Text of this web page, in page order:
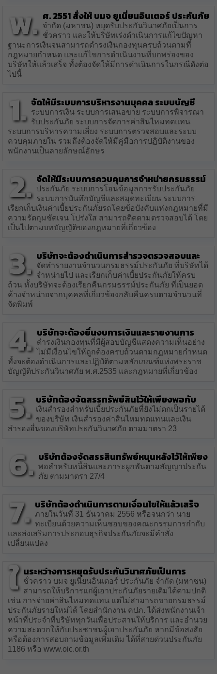
พ. ศ. 2551 สั่งให้ บมจ ยูเนี่ยนอินเตอร์ ประกันภัย
จำกัด (มหาชน) หยุดรับประกันวินาศภัยเป็นการ
ชั่วคราว และให้บริษัทเร่งดำเนินการแก้ไขปัญหา
ฐานะการเงินจนสามารถดำรงเงินกองทุนครบถ้วนตามที่
กฎหมายกำหนด และแก้ไขการดำเนินงานที่บกพร่องของ
บริษัทให้แล้วเสร็จ ทั้งต้องจัดให้มีการดำเนินการในกรณีดังต่อ
ไปนี้
1. จัดให้มีระบบการบริหารงานบุคคล ระบบบัญชี
ระบบการเงิน ระบบการเสนอขาย ระบบการพิจารณา
รับประกันภัย ระบบการจัดการค่าสินไหมทดแทน
ระบบการบริหารความเสี่ยง ระบบการตรวจสอบและระบบ
ควบคุมภายใน รวมถึงต้องจัดให้มีคู่มือการปฏิบัติงานของ
พนักงานเป็นลายลักษณ์อักษร
2. จัดให้มีระบบการควบคุมการจำหน่ายกรมธรรม์
ประกันภัย ระบบการโอนข้อมูลการรับประกันภัย
ระบบการบันทึกบัญชีและสมุดทะเบียน ระบบการ
เรียกเก็บเงินค่าเบี้ยประกันภัยรถโดยข้อบังคับแห่งกฎหมายที่มี
ความรัดกุมชัดเจน โปร่งใส สามารถติดตามตรวจสอบได้ โดย
เป็นไปตามบทบัญญัติของกฎหมายที่เกี่ยวข้อง
3. บริษัทจะต้องดำเนินการสำรวจตรวจสอบและ
จัดทำรายงานจำนวนกรมธรรม์ประกันภัย ที่บริษัทได้
จำหน่ายไป และเรียกเก็บค่าเบี้ยประกันภัยให้ครบ
ถ้วน ทั้งบริษัทจะต้องเรียกคืนกรมธรรม์ประกันภัย ที่เป็นยอด
ค้างจำหน่ายจากบุคคลที่เกี่ยวข้องกลับคืนครบตามจำนวนที่
จัดพิมพ์
4. บริษัทจะต้องยื่นงบการเงินและรายงานการ
ดำรงเงินกองทุนที่มีผู้สอบบัญชีแสดงความเห็นอย่าง
ไม่มีเงื่อนไขให้ถูกต้องครบถ้วนตามกฎหมายกำหนด
ทั้งจะต้องดำเนินการและปฏิบัติตามหลักเกณฑ์แห่งพระราช
บัญญัติประกันวินาศภัย พ.ศ.2535 และกฎหมายที่เกี่ยวข้อง
5. บริษัทต้องจัดสรรทรัพย์สินไว้ให้เพียงพอกับ
เงินสำรองสำหรับเบี้ยประกันภัยที่ยังไม่ตกเป็นรายได้
ของบริษัท เงินสำรองค่าสินไหมทดแทนและเงิน
สำรองอื่นของบริษัทประกันวินาศภัย ตามมาตรา 23
6. บริษัทต้องจัดสรรสินทรัพย์หนุนหลังไว้ให้เพียง
พอสำหรับหนี้สินและภาระผูกพันตามสัญญาประกัน
ภัย ตามมาตรา 27/4
7. บริษัทต้องดำเนินการตามเงื่อนไขให้แล้วเสร็จ
ภายในวันที่ 31 ธันวาคม 2556 หรือจนกว่า นาย
ทะเบียนด้วยความเห็นชอบของคณะกรรมการกำกับ
และส่งเสริมการประกอบธุรกิจประกันภัยจะมีคำสั่ง
เปลี่ยนแปลง
ใ นระหว่างการหยุดรับประกันวินาศภัยเป็นการ
ชั่วคราว บมจ ยูเนี่ยนอินเตอร์ ประกันภัย จำกัด (มหาชน)
สามารถให้บริการแก่ผู้เอาประกันภัยรายเดิมได้ตามปกติ
เช่น การจ่ายค่าสินไหมทดแทน แต่ไม่สามารถขายกรมธรรม์
ประกันภัยรายใหม่ได้ โดยสำนักงาน คปภ. ได้ส่งพนักงานเจ้า
หน้าที่ประจำที่บริษัททุกวันเพื่อประสานให้บริการ และอำนวย
ความสะดวกให้กับประชาชนผู้เอาประกันภัย หากมีข้อสงสัย
หรือต้องการสอบถามข้อมูลเพิ่มเติม ได้ที่สายด่วนประกันภัย
1186 หรือ www.oic.or.th